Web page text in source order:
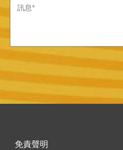
免責聲明